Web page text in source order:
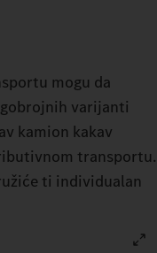
mogu da
varijanti
kamion kakav
transportu.
ti individualan